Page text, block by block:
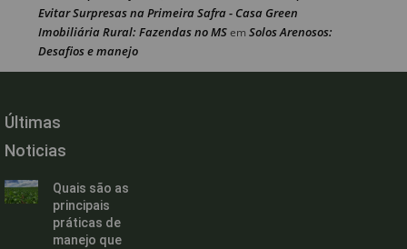
Evitar Surpresas na Primeira Safra - Casa Green
Imobiliária Rural: Fazendas no MSem Solos Arenosos:
Desafios e manejo
Últimas
Noticias
Quais são as
principais
práticas de
manejo que